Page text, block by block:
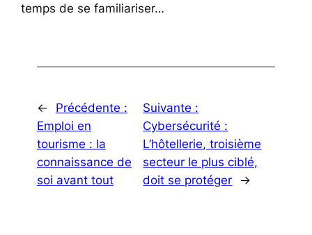
temps de se familiariser…
←
Précédente :
Emploi en
tourisme : la
connaissance de
soi avant tout
Suivante :
Cybersécurité :
L’hôtellerie, troisième
secteur le plus ciblé,
doit se protéger
→